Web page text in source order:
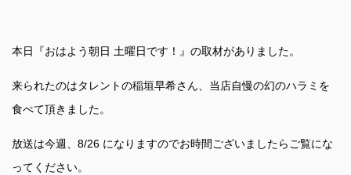
本日『おはよう朝日 土曜日です！』の取材がありました。
来られたのはタレントの稲垣早希さん、当店自慢の幻のハラミを
食べて頂きました。
放送は今週、8/26 になりますのでお時間ございましたらご覧にな
ってください。